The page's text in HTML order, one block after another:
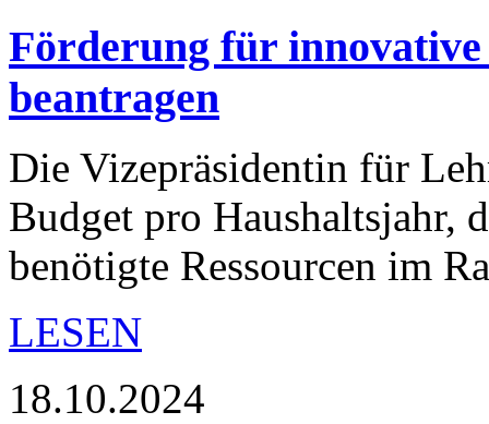
Förderung für
beantragen
Die Vizepräsidentin für
Budget pro Haushaltsjahr,
benötigte Ressourcen im
LESEN
18.10.2024